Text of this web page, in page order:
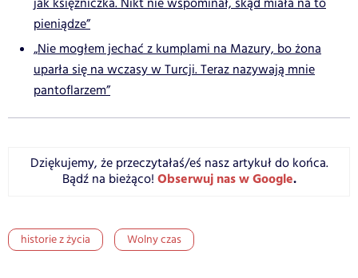
pieniądze”
„Nie mogłem jechać z kumplami na Mazury, bo żona
uparła się na wczasy w Turcji. Teraz nazywają mnie
pantoflarzem”
Dziękujemy, że przeczytałaś/eś nasz artykuł do końca.
Bądź na bieżąco! Obserwuj nas w Google.
historie z życia Wolny czas